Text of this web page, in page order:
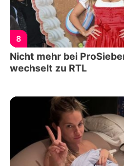
8
Nicht mehr bei
wechselt zu RTL